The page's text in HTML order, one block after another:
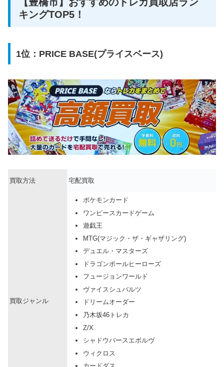
キングTOP5！
1位：PRICE BASE(プライスベース)
買取方法 宅配買取
買取ジャンル
ポケモンカード
ワンピースカードゲーム
遊戯王
MTG(マジック・ザ・ギャザリング)
デュエル・マスターズ
ドラゴンボールヒーローズ
フュージョンワールド
ヴァイスシュバルツ
ドリームオーダー
乃木坂46トレカ
Z/X
シャドウバースエボルヴ
ウィクロス